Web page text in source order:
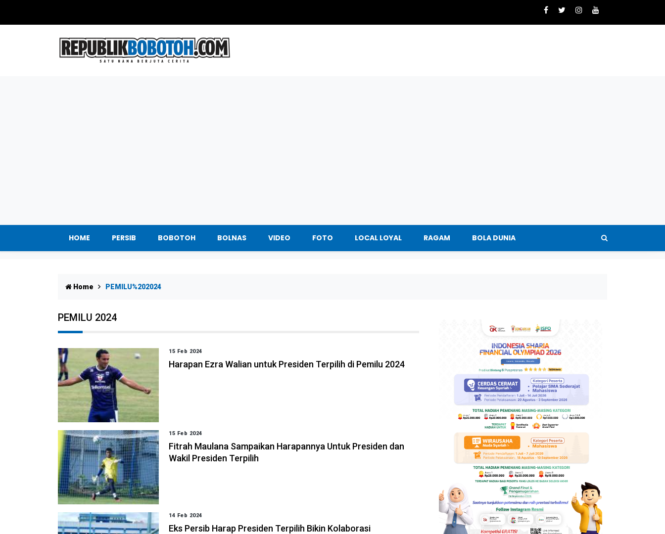
HOME PERSIB BOBOTOH BOLNAS VIDEO FOTO LOCAL LOYAL RAGAM BOLA DUNIA
Home PEMILU%202024
PEMILU 2024
15 Feb 2024
Harapan Ezra Walian untuk Presiden Terpilih di Pemilu 2024
15 Feb 2024
Fitrah Maulana Sampaikan Harapannya Untuk Presiden dan
Wakil Presiden Terpilih
14 Feb 2024
Eks Persib Harap Presiden Terpilih Bikin Kolaborasi